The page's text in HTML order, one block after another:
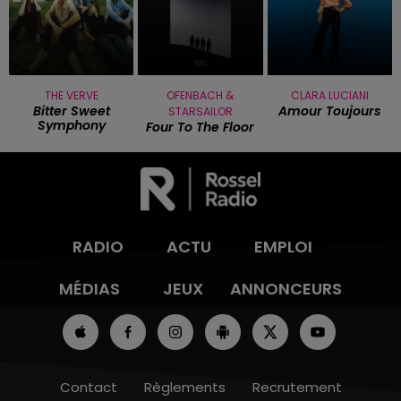
THE VERVE
Bitter Sweet
Symphony
OFENBACH &
STARSAILOR
Four To The Floor
CLARA LUCIANI
Amour Toujours
RADIO ACTU
EMPLOI
MÉDIAS
JEUX ANNONCEURS
Contact Règlements Recrutement